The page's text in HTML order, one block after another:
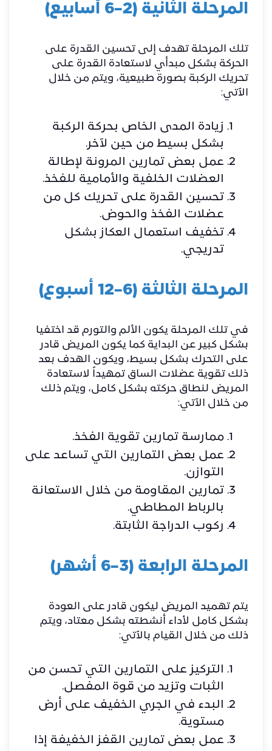
المرحلة الثانية (2–6 أسابيع)
تلك المرحلة تهدف إلى تحسين القدرة على
الحركة بشكل مبدأي لاستعادة القدرة على
تحريك الركبة بصورة طبيعية، ويتم من خلال
الآتي:
زيادة المدى الخاص بحركة الركبة
بشكل بسيط من حين لآخر.
عمل بعض تمارين المرونة لإطالة
العضلات الخلفية والأمامية للفخذ.
تحسين القدرة على تحريك كل من
عضلات الفخذ والحوض.
تخفيف استعمال العكاز بشكل
تدريجي.
المرحلة الثالثة (6–12 أسبوع)
في تلك المرحلة يكون الألم والتورم قد اختفيا
بشكل كبير عن البداية كما يكون المريض قادر
على التحرك بشكل بسيط، ويكون الهدف بعد
ذلك تقوية عضلات الساق تمهيداً لاستعادة
المريض لنطاق حركته بشكل كامل، ويتم ذلك
من خلال الآتي:
ممارسة تمارين تقوية الفخذ.
عمل بعض التمارين التي تساعد على
التوازن.
تمارين المقاومة من خلال الاستعانة
بالرباط المطاطي.
ركوب الدراجة الثابتة.
المرحلة الرابعة (3–6 أشهر)
يتم تهميد المريض ليكون قادر على العودة
بشكل كامل لأداء أنشطته بشكل معتاد، ويتم
ذلك من خلال القيام بالآتي:
التركيز على التمارين التي تحسن من
الثبات وتزيد من قوة المفصل.
البدء في الجري الخفيف على أرض
مستوية.
عمل بعض تمارين القفز الخفيفة إذا